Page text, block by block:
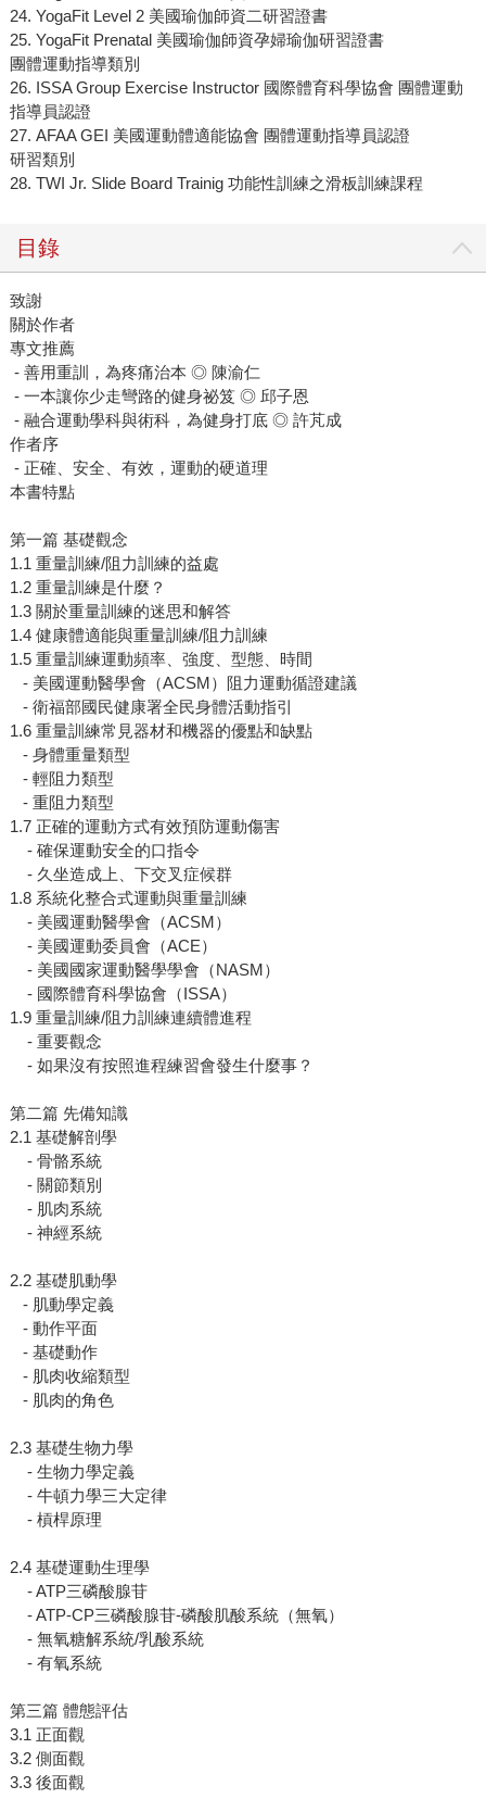
24. YogaFit Level 2 美國瑜伽師資二研習證書
25. YogaFit Prenatal 美國瑜伽師資孕婦瑜伽研習證書
團體運動指導類別
26. ISSA Group Exercise Instructor 國際體育科學協會 團體運動
指導員認證
27. AFAA GEI 美國運動體適能協會 團體運動指導員認證
研習類別
28. TWI Jr. Slide Board Trainig 功能性訓練之滑板訓練課程
目錄
致謝
關於作者
專文推薦
- 善用重訓，為疼痛治本 ◎ 陳渝仁
- 一本讓你少走彎路的健身祕笈 ◎ 邱子恩
- 融合運動學科與術科，為健身打底 ◎ 許芃成
作者序
- 正確、安全、有效，運動的硬道理
本書特點
第一篇 基礎觀念
1.1 重量訓練/阻力訓練的益處
1.2 重量訓練是什麼？
1.3 關於重量訓練的迷思和解答
1.4 健康體適能與重量訓練/阻力訓練
1.5 重量訓練運動頻率、強度、型態、時間
- 美國運動醫學會（ACSM）阻力運動循證建議
- 衛福部國民健康署全民身體活動指引
1.6 重量訓練常見器材和機器的優點和缺點
- 身體重量類型
- 輕阻力類型
- 重阻力類型
1.7 正確的運動方式有效預防運動傷害
- 確保運動安全的口指令
- 久坐造成上、下交叉症候群
1.8 系統化整合式運動與重量訓練
- 美國運動醫學會（ACSM）
- 美國運動委員會（ACE）
- 美國國家運動醫學學會（NASM）
- 國際體育科學協會（ISSA）
1.9 重量訓練/阻力訓練連續體進程
- 重要觀念
- 如果沒有按照進程練習會發生什麼事？
第二篇 先備知識
2.1 基礎解剖學
- 骨骼系統
- 關節類別
- 肌肉系統
- 神經系統
2.2 基礎肌動學
- 肌動學定義
- 動作平面
- 基礎動作
- 肌肉收縮類型
- 肌肉的角色
2.3 基礎生物力學
- 生物力學定義
- 牛頓力學三大定律
- 槓桿原理
2.4 基礎運動生理學
- ATP三磷酸腺苷
- ATP-CP三磷酸腺苷-磷酸肌酸系統（無氧）
- 無氧糖解系統/乳酸系統
- 有氧系統
第三篇 體態評估
3.1 正面觀
3.2 側面觀
3.3 後面觀